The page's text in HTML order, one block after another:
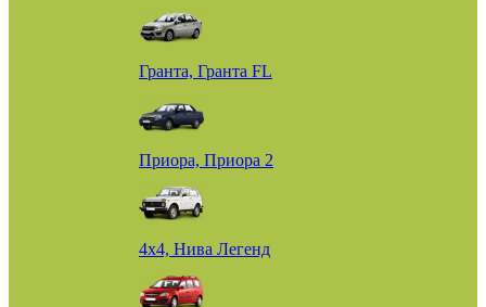
Гранта, Гранта FL
Приора, Приора 2
4х4, Нива Легенд